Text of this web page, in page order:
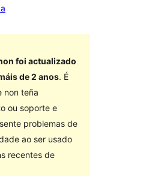
foi actualizado
de 2 anos. É
non teña
ou soporte e
problemas de
ao ser usado
recentes de